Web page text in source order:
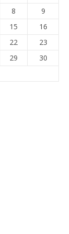
8
9
15
16
22
23
29
30